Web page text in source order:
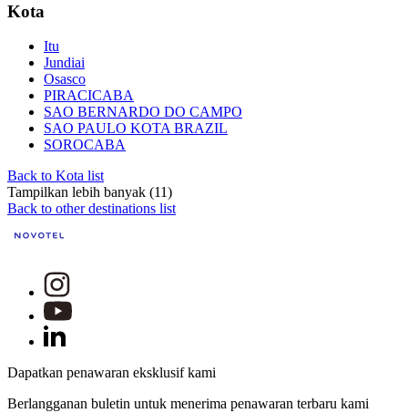
Kota
Itu
Jundiai
Osasco
PIRACICABA
SAO BERNARDO DO CAMPO
SAO PAULO KOTA BRAZIL
SOROCABA
Back to Kota list
Tampilkan lebih banyak (11)
Back to other destinations list
Dapatkan penawaran eksklusif kami
Berlangganan buletin untuk menerima penawaran terbaru kami